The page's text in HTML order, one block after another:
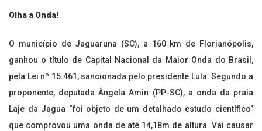
Olha a Onda!
O município de Jaguaruna (SC), a 160 km de Florianópolis,
ganhou o título de Capital Nacional da Maior Onda do Brasil,
pela Lei nº 15.461, sancionada pelo presidente Lula. Segundo a
proponente, deputada Ângela Amin (PP-SC), a onda da praia
Laje da Jagua “foi objeto de um detalhado estudo científico”
que comprovou uma onda de até 14,18m de altura. Vai causar